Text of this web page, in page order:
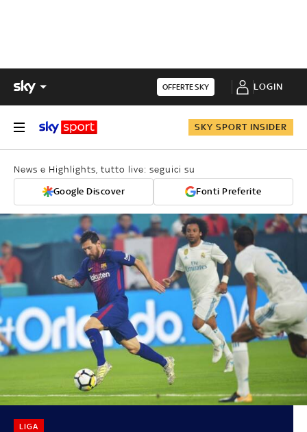
OFFERTE SKY LOGIN
SKY SPORT INSIDER
News e Highlights, tutto live: seguici su
Google Discover Fonti Preferite
LIGA